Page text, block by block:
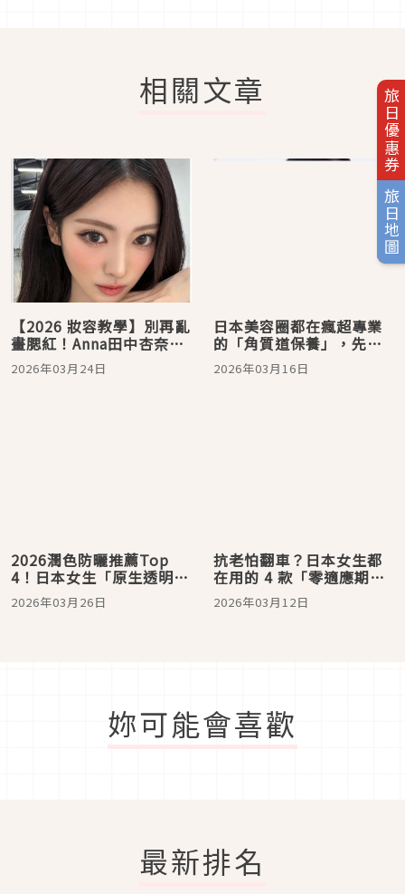
旅日優惠券
旅日地圖
相關文章
【2026 妝容教學】別再亂
畫腮紅！Anna田中杏奈
「害羞紅暈妝」公式：重
心頰彩＋校色遮瑕，蠟黃
2026年03月24日
日本美容圈都在瘋超專業
的「角質道保養」，先
「養」角質再美白，準確
順序才是關鍵！
2026年03月16日
2026潤色防曬推薦Top
4！日本女生「原生透明
感」公式：安耐曬、黛
珂、ALLIE吉伊卡哇聯名一
2026年03月26日
抗老怕翻車？日本女生都
在用的 4 款「零適應期」A
醇：從眼周到全臉，循序
漸進養出透亮日雜肌
2026年03月12日
妳可能會喜歡
最新排名